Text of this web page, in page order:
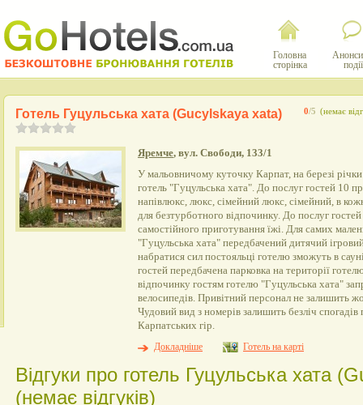
Головна
сторінка
події
0/5 (немає
Готель Гуцульська хата (Gucylskaya xata)
Яремче, вул. Свободи, 133/1
У мальовничому куточку Карпат, на березі
готель "Гуцульська хата". До послуг гостей 10
напівлюкс, люкс, сімейний люкс, сімейний, в
для безтурботного відпочинку. До послуг
самостійного приготування їжі. Для самих
"Гуцульська хата" передбачений дитячий
набратися сил постояльці готелю зможуть в
гостей передбачена парковка на території
відпочинку гостям готелю "Гуцульська хата"
велосипедів. Привітний персонал не залишить
Чудовий вид з номерів залишить безліч
Карпатських гір.
Докладніше
Готель на карті
Відгуки про готель Гуцульська хата
(немає відгуків)